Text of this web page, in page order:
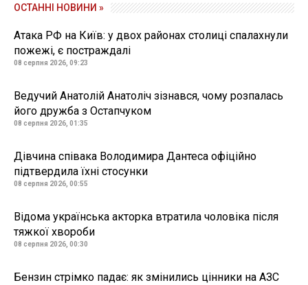
ОСТАННІ НОВИНИ »
Атака РФ на Київ: у двох районах столиці спалахнули
пожежі, є постраждалі
08 серпня 2026, 09:23
Ведучий Анатолій Анатоліч зізнався, чому розпалась
його дружба з Остапчуком
08 серпня 2026, 01:35
Дівчина співака Володимира Дантеса офіційно
підтвердила їхні стосунки
08 серпня 2026, 00:55
Відома українська акторка втратила чоловіка після
тяжкої хвороби
08 серпня 2026, 00:30
Бензин стрімко падає: як змінились цінники на АЗС